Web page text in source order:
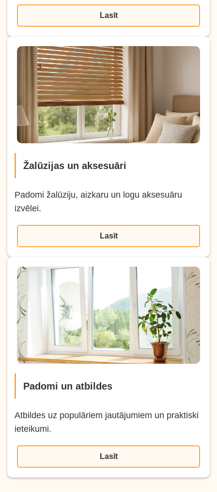
Lasīt
Žalūzijas un aksesuāri
Padomi žalūziju, aizkaru un logu aksesuāru
izvēlei.
Lasīt
Padomi un atbildes
Atbildes uz populāriem jautājumiem un praktiski
ieteikumi.
Lasīt